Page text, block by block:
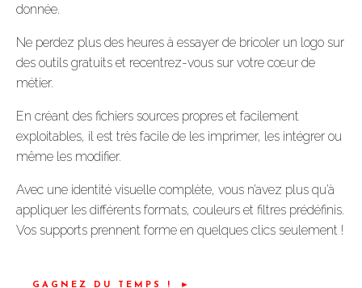
donnée.
Ne perdez plus des heures à essayer de bricoler un logo sur
des outils gratuits et recentrez-vous sur votre cœur de
métier.
En créant des fichiers sources propres et facilement
exploitables, il est très facile de les imprimer, les intégrer ou
même les modifier.
Avec une identité visuelle complète, vous n’avez plus qu’à
appliquer les différents formats, couleurs et filtres prédéfinis.
Vos supports prennent forme en quelques clics seulement !
GAGNEZ DU TEMPS !